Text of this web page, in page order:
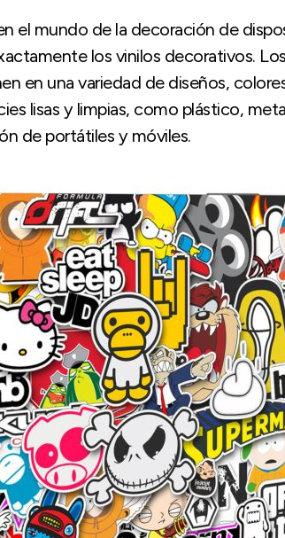
el mundo de la decoración de
los vinilos decorativos.
en una variedad de diseños,
lisas y limpias, como plástico,
de portátiles y móviles.